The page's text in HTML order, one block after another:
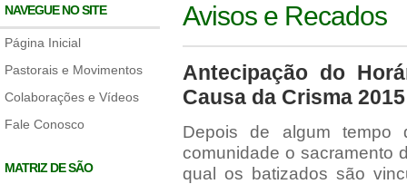
NAVEGUE NO SITE
Página Inicial
Pastorais e Movimentos
Colaborações e Vídeos
Fale Conosco
MATRIZ DE SÃO
Avisos e Recados
Antecipação do
Causa da Crisma 2015
Depois de algum tempo
comunidade o sacramento
qual os batizados são